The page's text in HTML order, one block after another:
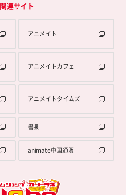
関連サイト
アニメイト
アニメイトカフェ
アニメイトタイムズ
書泉
animate中国通販